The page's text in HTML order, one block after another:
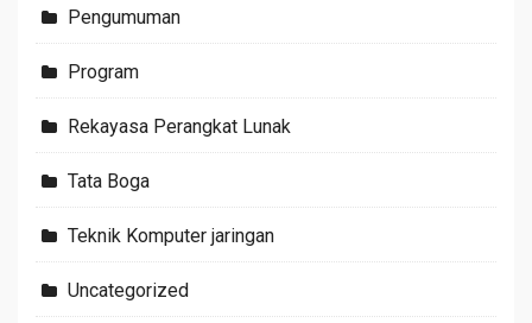
Pengumuman
Program
Rekayasa Perangkat Lunak
Tata Boga
Teknik Komputer jaringan
Uncategorized